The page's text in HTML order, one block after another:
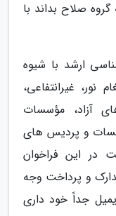
صلاح بداند با
ارشد با شیوه
غیرانتفاعی،
آزاد، مؤسسات
و پردیس های
در این فراخوان
و پرداخت وجه
جداً خود داری